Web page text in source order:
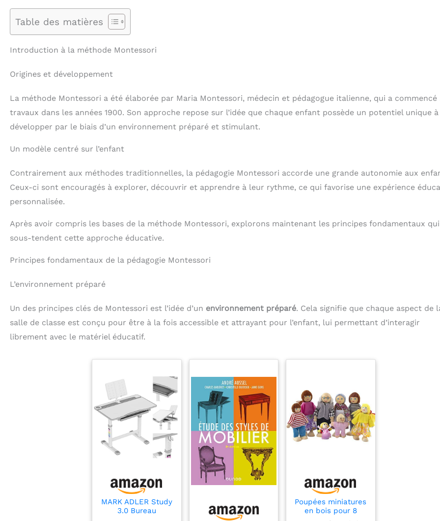
Table des matières
Introduction à la méthode Montessori
Origines et développement
La méthode Montessori a été élaborée par Maria Montessori, médecin et pédagogue italienne, qui a commencé
travaux dans les années 1900. Son approche repose sur l’idée que chaque enfant possède un potentiel unique à
développer par le biais d’un environnement préparé et stimulant.
Un modèle centré sur l’enfant
Contrairement aux méthodes traditionnelles, la pédagogie Montessori accorde une grande autonomie aux
Ceux-ci sont encouragés à explorer, découvrir et apprendre à leur rythme, ce qui favorise une expérience
personnalisée.
Après avoir compris les bases de la méthode Montessori, explorons maintenant les principes fondamentaux qui
sous-tendent cette approche éducative.
Principes fondamentaux de la pédagogie Montessori
L’environnement préparé
Un des principes clés de Montessori est l’idée d’un environnement préparé. Cela signifie que chaque aspect de
salle de classe est conçu pour être à la fois accessible et attrayant pour l’enfant, lui permettant d’interagir
librement avec le matériel éducatif.
MARK ADLER Study
3.0 Bureau
Poupées miniatures
en bois pour 8